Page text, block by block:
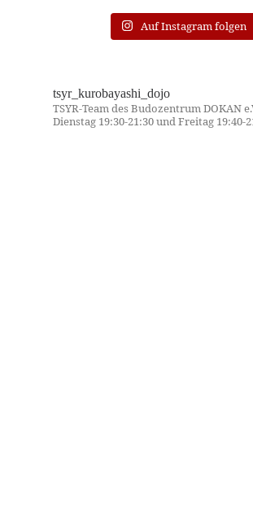
Auf Instagram folgen
tsyr_kurobayashi_dojo
TSYR-Team des Budozentrum DOKAN
Dienstag 19:30-21:30 und Freitag 19:40-